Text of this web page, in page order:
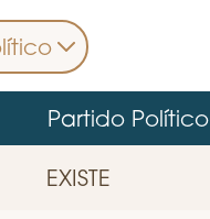
Partido Político
EXISTE